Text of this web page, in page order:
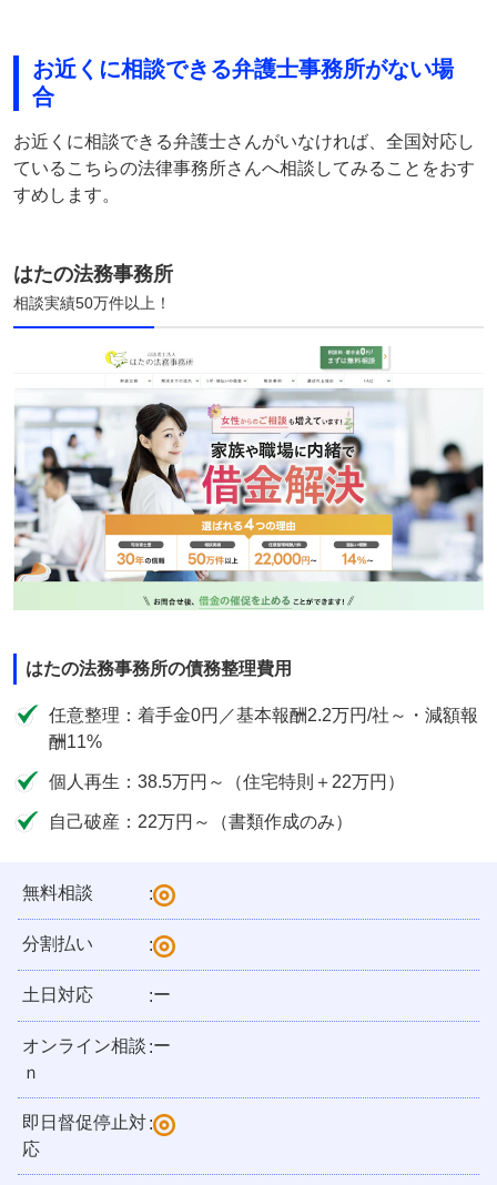
お近くに相談できる弁護士事務所がない場
合
お近くに相談できる弁護士さんがいなければ、全国対応し
ているこちらの法律事務所さんへ相談してみることをおす
すめします。
はたの法務事務所
相談実績50万件以上！
はたの法務事務所の債務整理費用
任意整理：着手金0円／基本報酬2.2万円/社～・減額報
酬11%
個人再生：38.5万円～（住宅特則＋22万円）
自己破産：22万円～（書類作成のみ）
無料相談 :
分割払い :
土日対応 :ー
オンライン相談
ｎ
:ー
即日督促停止対
応
: